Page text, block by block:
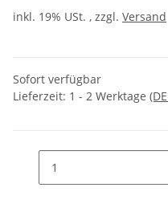
inkl. 19% USt. , zzgl. Versand
Sofort verfügbar
Lieferzeit: 1 - 2 Werktage